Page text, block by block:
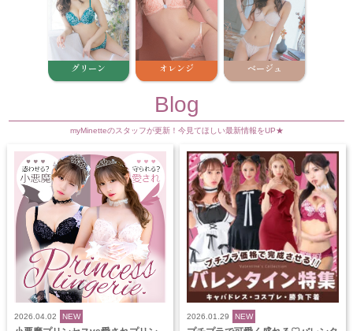
グリーン オレンジ ベージュ
Blog
myMinetteのスタッフが更新！今見てほしい最新情報をUP★
2026.04.02 NEW 2026.01.29 NEW